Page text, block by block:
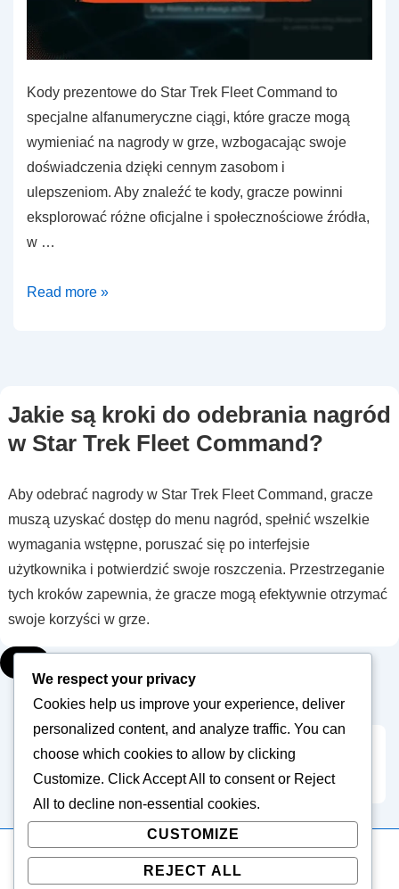
Kody prezentowe do Star Trek Fleet Command to
specjalne alfanumeryczne ciągi, które gracze mogą
wymieniać na nagrody w grze, wzbogacając swoje
doświadczenia dzięki cennym zasobom i
ulepszeniom. Aby znaleźć te kody, gracze powinni
eksplorować różne oficjalne i społecznościowe źródła,
w …
Kody
Command:
Jak
kody,
Źródła
społeczności,
Kroki
weryfikacji
Read more »
Jakie są kroki do odebrania nagród
w Star Trek Fleet Command?
Aby odebrać nagrody w Star Trek Fleet Command, gracze
muszą uzyskać dostęp do menu nagród, spełnić wszelkie
wymagania wstępne, poruszać się po interfejsie
użytkownika i potwierdzić swoje roszczenia. Przestrzeganie
tych kroków zapewnia, że gracze mogą efektywnie otrzymać
swoje korzyści w grze.
Posts
pagination
1 2 3 … 5
Copyright © 2026ecci6000.com| Powered byResponsive
We respect your privacy
Cookies help us improve your experience, deliver
personalized content, and analyze traffic. You can
choose which cookies to allow by clicking
Customize. ClickAccept All to consent or Reject
All
to decline non-essential cookies.
CUSTOMIZE
REJECT ALL